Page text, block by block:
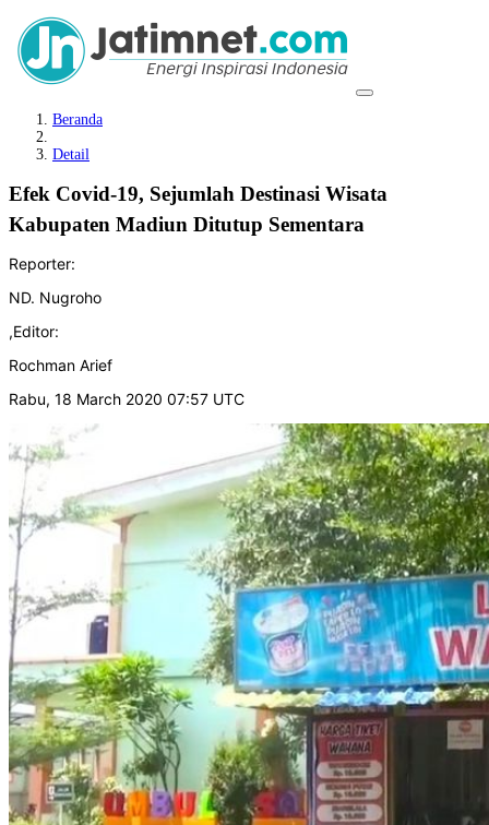
Beranda
Detail
Efek Covid-19, Sejumlah Destinasi Wisata
Kabupaten Madiun Ditutup Sementara
Reporter:
ND. Nugroho
,Editor:
Rochman Arief
Rabu, 18 March 2020 07:57 UTC